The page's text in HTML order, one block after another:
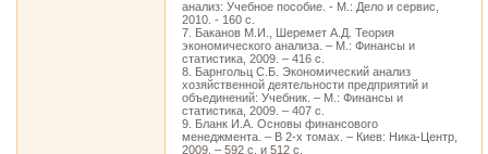
анализ: Учебное пособие. - М.: Дело и сервис,
2010. - 160 с.
7. Баканов М.И., Шеремет А.Д. Теория
экономического анализа. – М.: Финансы и
статистика, 2009. – 416 с.
8. Барнгольц С.Б. Экономический анализ
хозяйственной деятельности предприятий и
объединений: Учебник. – М.: Финансы и
статистика, 2009. – 407 с.
9. Бланк И.А. Основы финансового
менеджмента. – В 2-х томах. – Киев: Ника-Центр,
2009. – 592 с. и 512 с.